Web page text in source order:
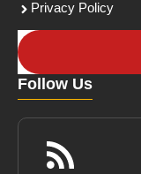
Privacy Policy
Follow Us